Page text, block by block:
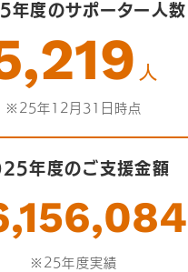
度のサポーター人数
人
※25年12月31日時点
年度のご支援金額
※25年度実績